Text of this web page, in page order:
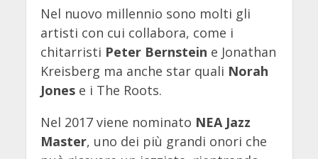
Nel nuovo millennio sono molti gli
artisti con cui collabora, come i
chitarristi Peter Bernstein e Jonathan
Kreisberg ma anche star quali Norah
Jonese i The Roots.
Nel 2017 viene nominato NEA Jazz
Master, uno dei più grandi onori che